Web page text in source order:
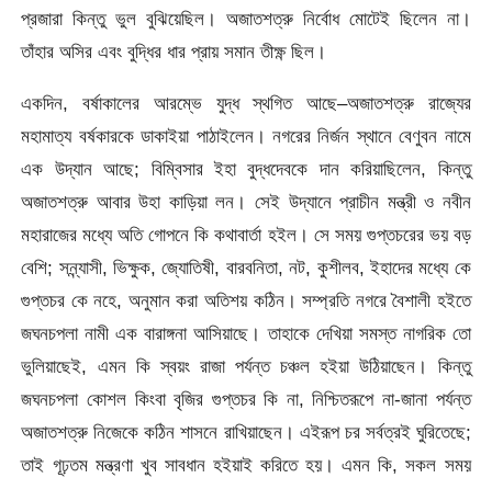
প্রজারা কিন্তু ভুল বুঝিয়েছিল। অজাতশত্রু নির্বোধ মোটেই ছিলেন না।
তাঁহার অসির এবং বুদ্ধির ধার প্রায় সমান তীক্ষ্ণ ছিল।
একদিন, বর্ষাকালের আরম্ভে যুদ্ধ স্থগিত আছে–অজাতশত্রু রাজ্যের
মহামাত্য বর্ষকারকে ডাকাইয়া পাঠাইলেন। নগরের নির্জন স্থানে বেণুবন নামে
এক উদ্যান আছে; বিম্বিসার ইহা বুদ্ধদেবকে দান করিয়াছিলেন, কিন্তু
অজাতশত্রু আবার উহা কাড়িয়া লন। সেই উদ্যানে প্রাচীন মন্ত্রী ও নবীন
মহারাজের মধ্যে অতি গোপনে কি কথাবার্তা হইল। সে সময় গুপ্তচরের ভয় বড়
বেশি; সন্ন্যাসী, ভিক্ষুক, জ্যোতিষী, বারবনিতা, নট, কুশীলব, ইহাদের মধ্যে কে
গুপ্তচর কে নহে, অনুমান করা অতিশয় কঠিন। সম্প্রতি নগরে বৈশালী হইতে
জঘনচপলা নামী এক বারাঙ্গনা আসিয়াছে। তাহাকে দেখিয়া সমস্ত নাগরিক তো
ভুলিয়াছেই, এমন কি স্বয়ং রাজা পর্যন্ত চঞ্চল হইয়া উঠিয়াছেন। কিন্তু
জঘনচপলা কোশল কিংবা বৃজির গুপ্তচর কি না, নিশ্চিতরূপে না-জানা পর্যন্ত
অজাতশত্রু নিজেকে কঠিন শাসনে রাখিয়াছেন। এইরূপ চর সর্বত্রই ঘুরিতেছে;
তাই গূঢ়তম মন্ত্রণা খুব সাবধান হইয়াই করিতে হয়। এমন কি, সকল সময়